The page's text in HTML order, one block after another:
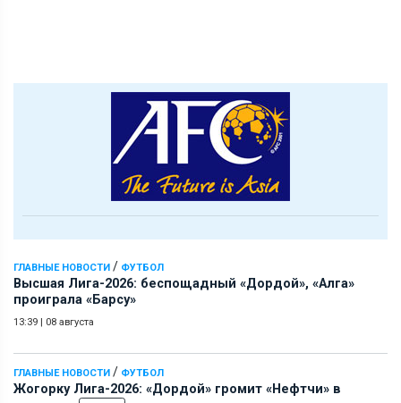
ГЛАВНЫЕ НОВОСТИ / ФУТБОЛ
Высшая Лига-2026: беспощадный «Дордой», «Алга»
проиграла «Барсу»
13:39 | 08 августа
ГЛАВНЫЕ НОВОСТИ / ФУТБОЛ
Жогорку Лига-2026: «Дордой» громит «Нефтчи» в